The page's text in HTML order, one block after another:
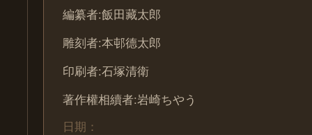
編纂者:飯田藏太郎
雕刻者:本邨德太郎
印刷者:石塚清衛
著作權相續者:岩崎ちやう
日期：